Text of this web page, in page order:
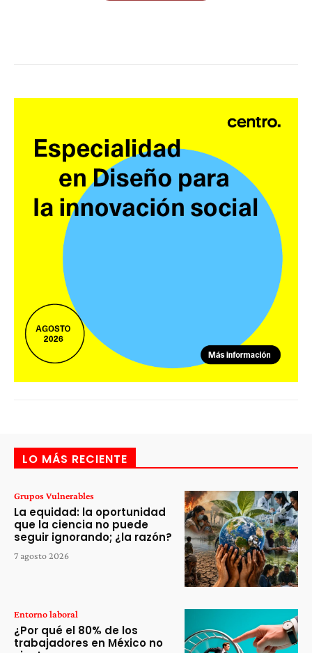
LO MÁS RECIENTE
Grupos Vulnerables
La equidad: la oportunidad
que la ciencia no puede
seguir ignorando; ¿la razón?
7 agosto 2026
Entorno laboral
¿Por qué el 80% de los
trabajadores en México no